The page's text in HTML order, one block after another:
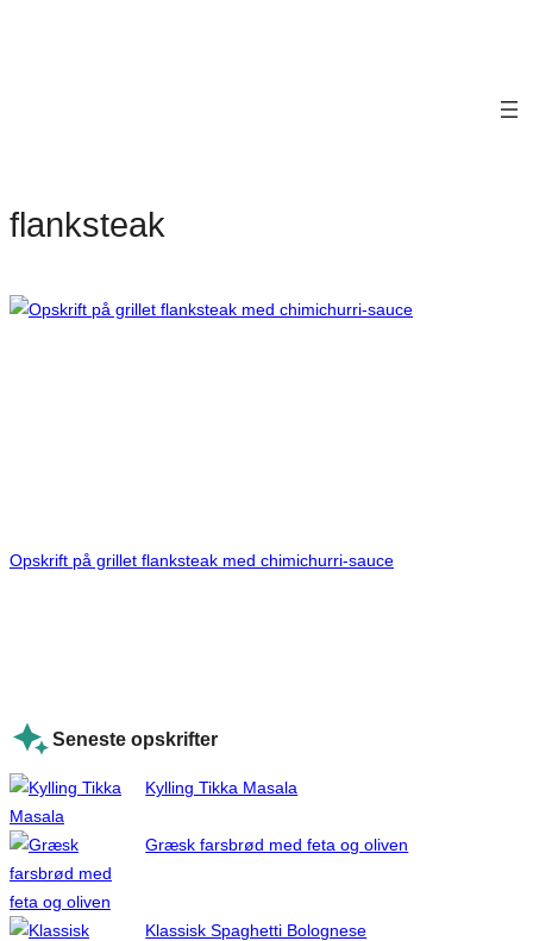
flanksteak
Opskrift på grillet flanksteak med chimichurri-sauce
Seneste opskrifter
Kylling Tikka Masala
Græsk farsbrød med feta og oliven
Klassisk Spaghetti Bolognese